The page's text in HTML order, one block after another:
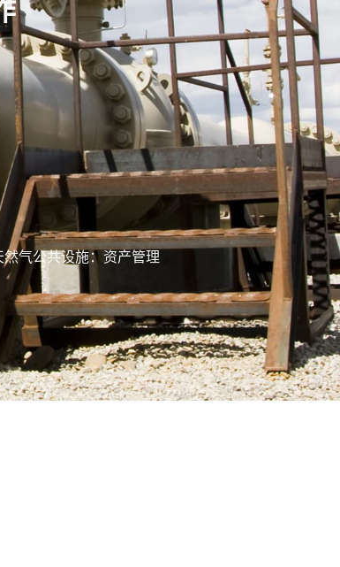
然气公共设施：资产管理